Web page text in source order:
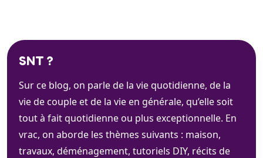
SNT ?
Sur ce blog, on parle de la vie quotidienne, de la
vie de couple et de la vie en générale, qu’elle soit
tout à fait quotidienne ou plus exceptionnelle. En
vrac, on aborde les thèmes suivants : maison,
travaux, déménagement, tutoriels DIY, récits de